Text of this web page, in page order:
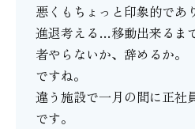
悪くもちょっと印象的であ
進退考える…移動出来るま
者やらないか、辞めるか。
ですね。
違う施設で一月の間に正社
です。